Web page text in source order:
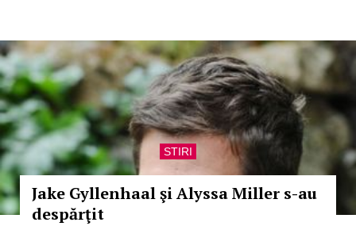
STIRI
Jake Gyllenhaal şi Alyssa Miller s-au
despărţit